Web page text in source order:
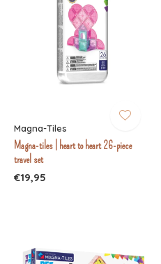
Magna-Tiles
Magna-tiles | heart to heart 26-piece
travel set
€19,95